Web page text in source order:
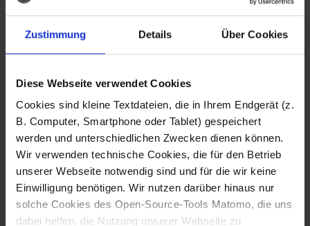
Zustimmung Details Über Cookies
Diese Webseite verwendet Cookies
Cookies sind kleine Textdateien, die in Ihrem Endgerät (z.
B. Computer, Smartphone oder Tablet) gespeichert
werden und unterschiedlichen Zwecken dienen können.
Wir verwenden technische Cookies, die für den Betrieb
unserer Webseite notwendig sind und für die wir keine
Einwilligung benötigen. Wir nutzen darüber hinaus nur
solche Cookies des Open-Source-Tools Matomo, die uns
dabei helfen, die Nutzung unserer Webseite zu
Fotografo: Lorenz
Sternbach
Download
Fotografo: Lorenz
Sternbach
Download